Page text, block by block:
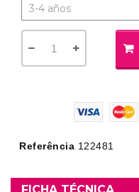
Referência 122481